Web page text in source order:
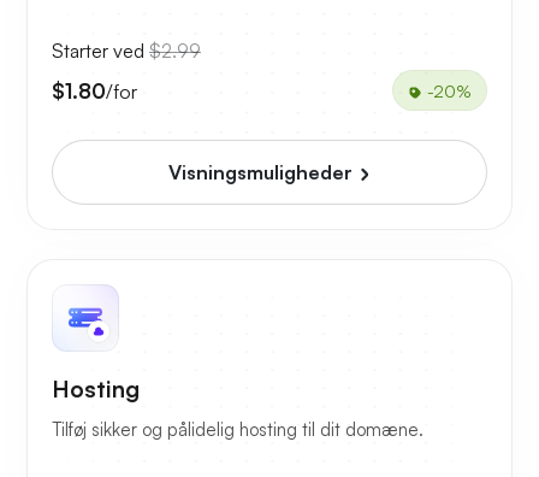
Starter ved $2.99
$1.80/for -20%
Visningsmuligheder
Hosting
Tilføj sikker og pålidelig hosting til dit domæne.